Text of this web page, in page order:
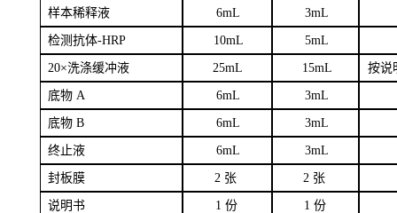
样本稀释液 6mL 3mL
检测抗体-HRP 10mL 5mL
20×洗涤缓冲液 25mL 15mL 按说
底物A 6mL 3mL
底物B 6mL 3mL
终止液 6mL 3mL
封板膜 2 张 2 张
说明书 1 份 1 份